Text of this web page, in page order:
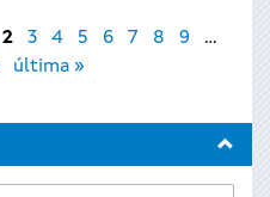
2 3 4 5 6 7 8 9
…
última »